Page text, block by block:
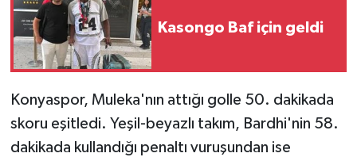
Kasongo Baf için geldi
Konyaspor, Muleka'nın attığı golle 50. dakikada
skoru eşitledi. Yeşil-beyazlı takım, Bardhi'nin 58.
dakikada kullandığı penaltı vuruşundan ise